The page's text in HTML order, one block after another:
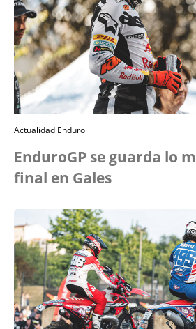
Actualidad Enduro
EnduroGP se guarda lo
final en Gales